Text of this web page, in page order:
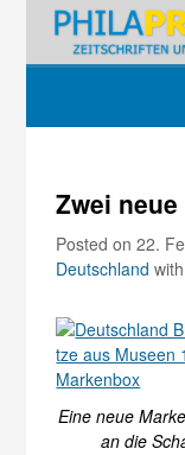
Zwei
Posted on 22.
Deutschland
Eine neue
an die